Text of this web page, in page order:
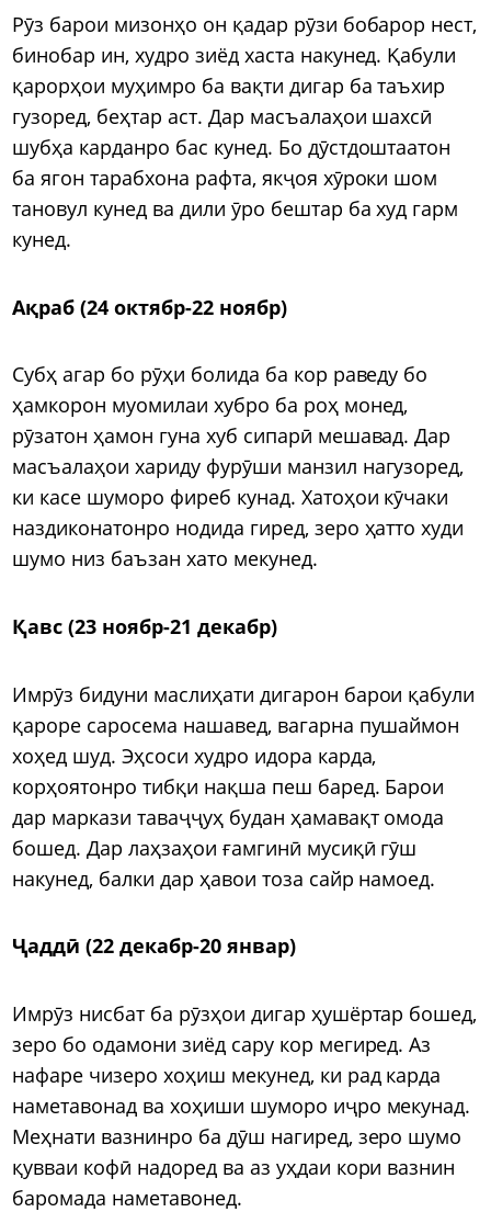
Рӯз барои мизонҳо он қадар рӯзи бобарор нест,
бинобар ин, худро зиёд хаста накунед. Қабули
қарорҳои муҳимро ба вақти дигар ба таъхир
гузоред, беҳтар аст. Дар масъалаҳои шахсӣ
шубҳа карданро бас кунед. Бо дӯстдоштаатон
ба ягон тарабхона рафта, якҷоя хӯроки шом
тановул кунед ва дили ӯро бештар ба худ гарм
кунед.
Ақраб (24 октябр-22 ноябр)
Субҳ агар бо рӯҳи болида ба кор раведу бо
ҳамкорон муомилаи хубро ба роҳ монед,
рӯзатон ҳамон гуна хуб сипарӣ мешавад. Дар
масъалаҳои хариду фурӯши манзил нагузоред,
ки касе шуморо фиреб кунад. Хатоҳои кӯчаки
наздиконатонро нодида гиред, зеро ҳатто худи
шумо низ баъзан хато мекунед.
Қавс (23 ноябр-21 декабр)
Имрӯз бидуни маслиҳати дигарон барои қабули
қароре саросема нашавед, вагарна пушаймон
хоҳед шуд. Эҳсоси худро идора карда,
корҳоятонро тибқи нақша пеш баред. Барои
дар маркази таваҷҷуҳ будан ҳамавақт омода
бошед. Дар лаҳзаҳои ғамгинӣ мусиқӣ гӯш
накунед, балки дар ҳавои тоза сайр намоед.
Ҷаддӣ (22 декабр-20 январ)
Имрӯз нисбат ба рӯзҳои дигар ҳушёртар бошед,
зеро бо одамони зиёд сару кор мегиред. Аз
нафаре чизеро хоҳиш мекунед, ки рад карда
наметавонад ва хоҳиши шуморо иҷро мекунад.
Меҳнати вазнинро ба дӯш нагиред, зеро шумо
қувваи кофӣ надоред ва аз уҳдаи кори вазнин
баромада наметавонед.